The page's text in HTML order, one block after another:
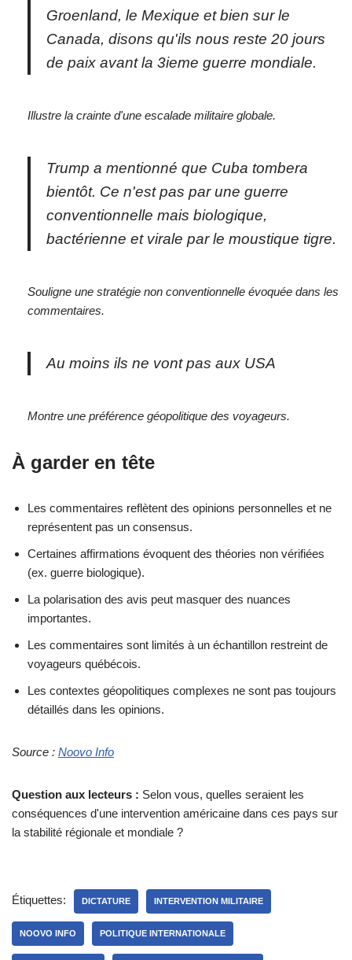
Groenland, le Mexique et bien sur le
Canada, disons qu'ils nous reste 20 jours
de paix avant la 3ieme guerre mondiale.
Illustre la crainte d'une escalade militaire globale.
Trump a mentionné que Cuba tombera
bientôt. Ce n'est pas par une guerre
conventionnelle mais biologique,
bactérienne et virale par le moustique tigre.
Souligne une stratégie non conventionnelle évoquée dans les
commentaires.
Au moins ils ne vont pas aux USA
Montre une préférence géopolitique des voyageurs.
À garder en tête
Les commentaires reflètent des opinions personnelles et ne
représentent pas un consensus.
Certaines affirmations évoquent des théories non vérifiées
(ex. guerre biologique).
La polarisation des avis peut masquer des nuances
importantes.
Les commentaires sont limités à un échantillon restreint de
voyageurs québécois.
Les contextes géopolitiques complexes ne sont pas toujours
détaillés dans les opinions.
Source : Noovo Info
Question aux lecteurs : Selon vous, quelles seraient les
conséquences d'une intervention américaine dans ces pays sur
la stabilité régionale et mondiale ?
Étiquettes: DICTATURE INTERVENTION MILITAIRE
NOOVO INFO POLITIQUE INTERNATIONALE